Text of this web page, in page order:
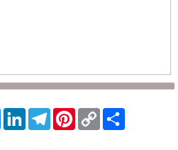
Messenger
LinkedInTelegramPinterest
Copy
Link